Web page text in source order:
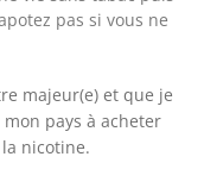
pas si vous ne
majeur(e) et que je
pays à acheter
nicotine.
Blond